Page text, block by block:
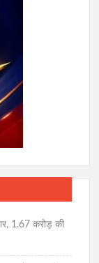
1.67 करोड़ की